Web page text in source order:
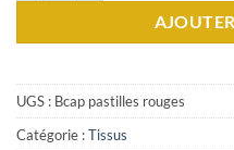
UGS : Bcap pastilles rouges
Catégorie :Tissus